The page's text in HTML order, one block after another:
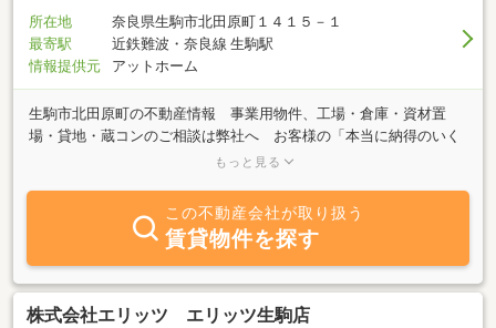
所在地
奈良県生駒市北田原町１４１５－１
最寄駅
近鉄難波・奈良線 生駒駅
情報提供元
アットホーム
生駒市北田原町の不動産情報 事業用物件、工場・倉庫・資材置
場・貸地・蔵コンのご相談は弊社へ お客様の「本当に納得のいく
不動産探し」のために、自社物件は勿論のこと協会加盟の不動産ネ
たします。1）事業用不動産（事務所・倉庫・店舗・工場・ビルな
ど）や事業用地を中心とする不動産売買のお手伝い2）空店舗・倉
庫・事務所・貸土地などの空対策、土地有効活用のお手伝い3）ロ
ードサイド店舗を中心とする事業用賃貸物件、賃貸用地等のご紹介
4）住宅・住宅用地等のお手伝い私たちは、今後大きく変わりうる
事業環境に柔軟に対応しながら、お客様や地域社会の皆様から信頼
もっと見る
この不動産会社が取り扱う
賃貸物件を探す
株式会社エリッツ エリッツ生駒店